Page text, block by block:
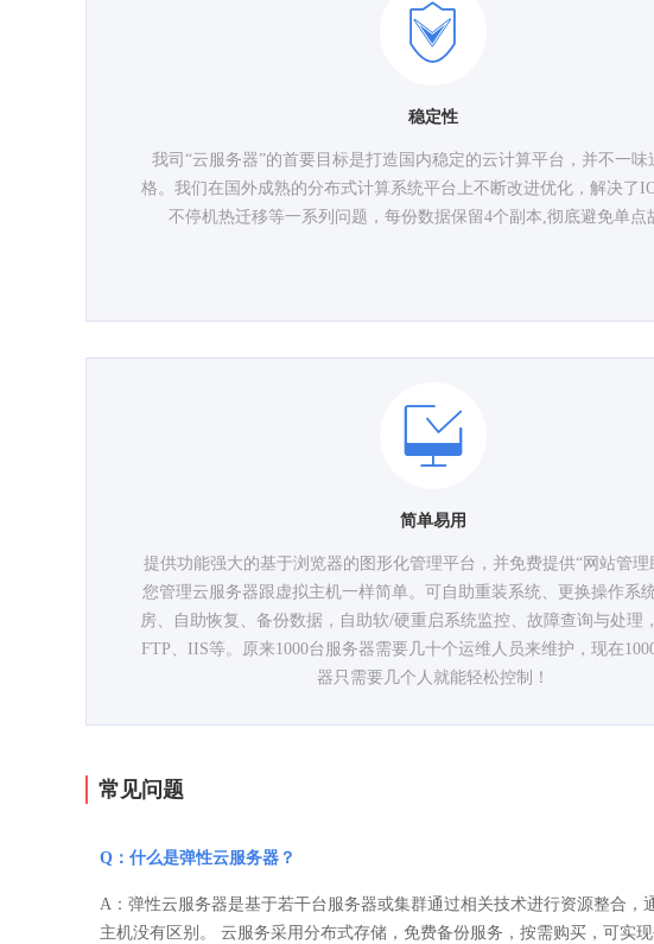
稳定性
我司“云服务器”的首要目标是打造国内稳定的云计算平台，并不一味
格。我们在国外成熟的分布式计算系统平台上不断改进优化，解决了IO
不停机热迁移等一系列问题，每份数据保留4个副本,彻底避免单点
简单易用
提供功能强大的基于浏览器的图形化管理平台，并免费提供“网站管理
您管理云服务器跟虚拟主机一样简单。可自助重装系统、更换操作系
房、自助恢复、备份数据，自助软/硬重启系统监控、故障查询与处理
FTP、IIS等。原来1000台服务器需要几十个运维人员来维护，现在
器只需要几个人就能轻松控制！
常见问题
Q：什么是弹性云服务器？
A：弹性云服务器是基于若干台服务器或集群通过相关技术进行资源整合
主机没有区别。 云服务采用分布式存储，免费备份服务，按需购买，可实